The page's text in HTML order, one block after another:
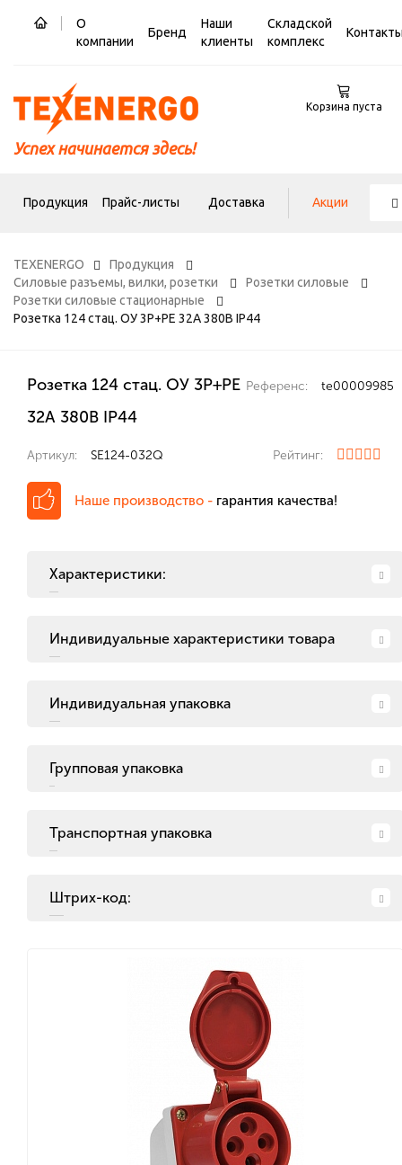
О
компании
Бренд
Наши
клиенты
Складской
комплекс
Успех начинается здесь!
Корзина пуста
Продукция Прайс-листы Доставка Акции
TEXENERGO
Продукция
Силовые разъемы, вилки, розетки
Розетки силовые
Розетки силовые стационарные
Розетка 124 стац. ОУ 3Р+PE 32А 380В IP44
Розетка 124 стац. ОУ 3Р+PE
32А 380В IP44
Референс: te00009985
Артикул: SE124-032Q Рейтинг:
Наше производство - гарантия качества!
Характеристики:
Индивидуальные характеристики товара
Индивидуальная упаковка
Групповая упаковка
Транспортная упаковка
Штрих-код: